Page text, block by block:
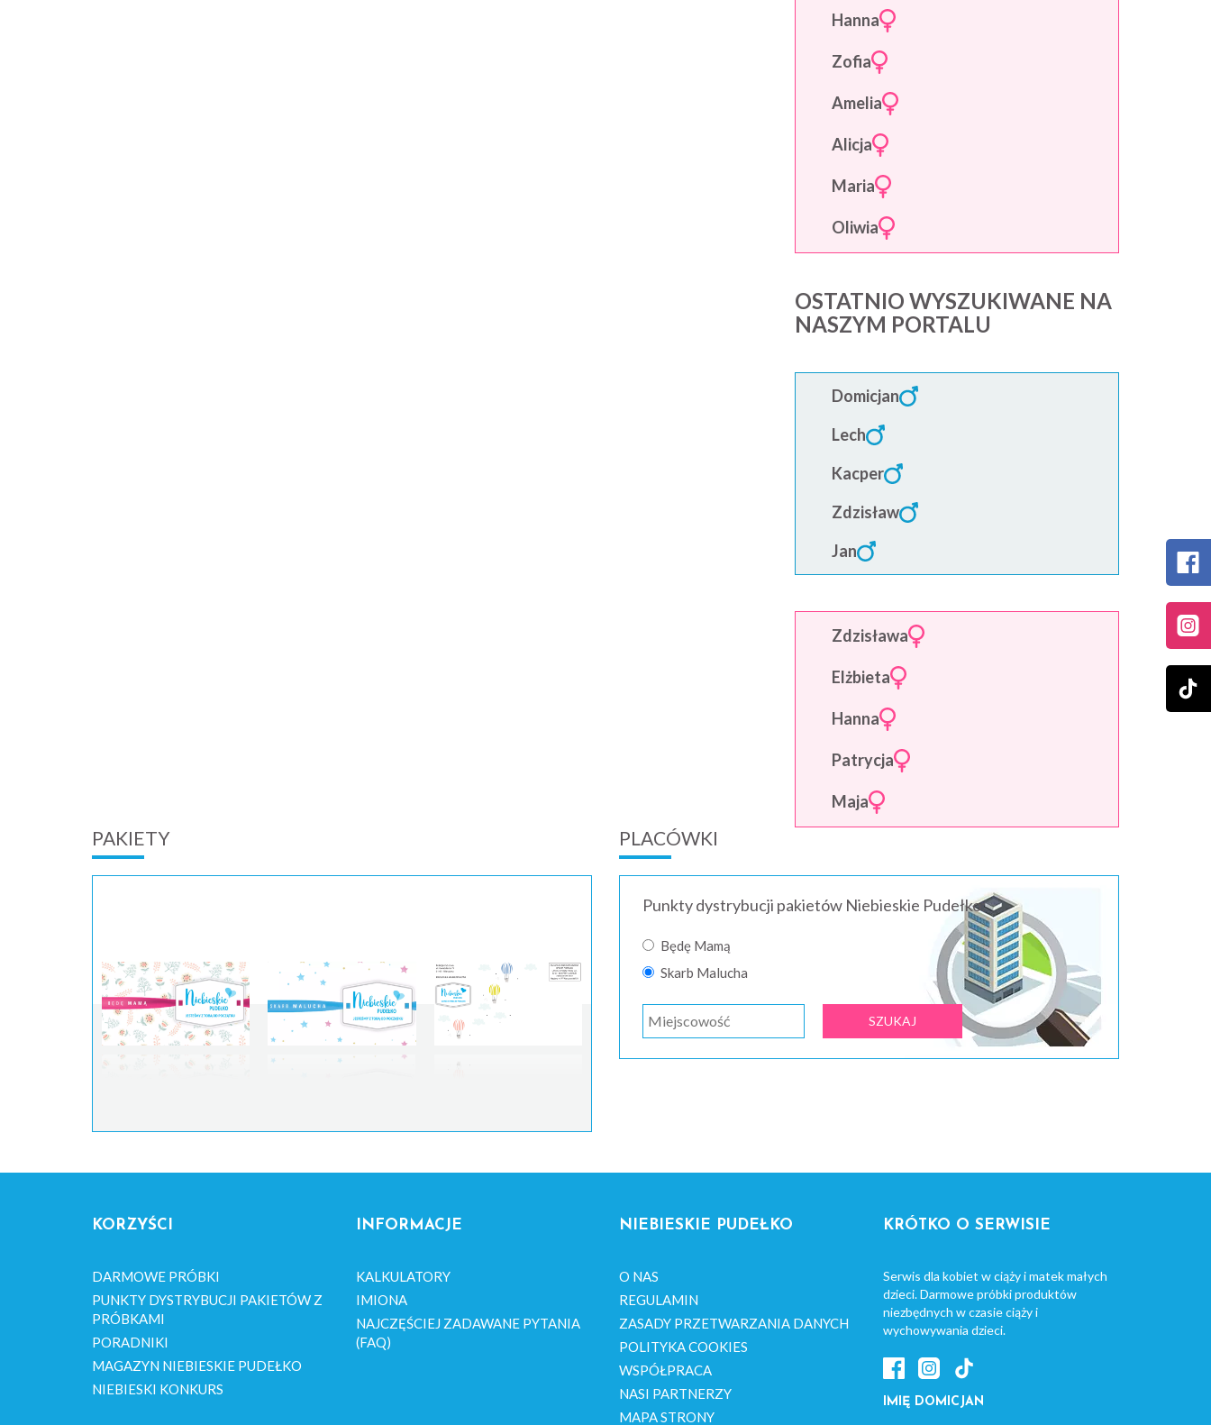
Hanna
Zofia
Amelia
Alicja
Maria
Oliwia
OSTATNIO WYSZUKIWANE NA
NASZYM PORTALU
Domicjan
Lech
Kacper
Zdzisław
Jan
Zdzisława
Elżbieta
Hanna
Patrycja
Maja
PAKIETY PLACÓWKI
Punkty dystrybucji pakietów Niebieskie Pudełko:
Będę Mamą
Skarb Malucha
KORZYŚCI
DARMOWE PRÓBKI
PUNKTY DYSTRYBUCJI PAKIETÓW Z
PRÓBKAMI
PORADNIKI
MAGAZYN NIEBIESKIE PUDEŁKO
NIEBIESKI KONKURS
INFORMACJE
KALKULATORY
IMIONA
NAJCZĘŚCIEJ ZADAWANE PYTANIA
(FAQ)
NIEBIESKIE PUDEŁKO
O NAS
REGULAMIN
ZASADY PRZETWARZANIA DANYCH
POLITYKA COOKIES
WSPÓŁPRACA
NASI PARTNERZY
MAPA STRONY
KRÓTKO O SERWISIE
Serwis dla kobiet w ciąży i matek małych
dzieci. Darmowe próbki produktów
niezbędnych w czasie ciąży i
wychowywania dzieci.
IMIĘ DOMICJAN